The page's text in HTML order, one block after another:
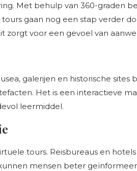
Met behulp van 360-graden
gaan nog een stap verder
voor een gevoel van
galerijen en historische
Het is een interactieve
leermiddel.
tours. Reisbureaus en
mensen beter